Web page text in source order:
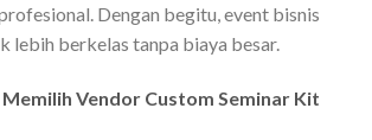
Dengan begitu, event bisnis
lebih berkelas tanpa biaya besar.
Vendor Custom Seminar Kit